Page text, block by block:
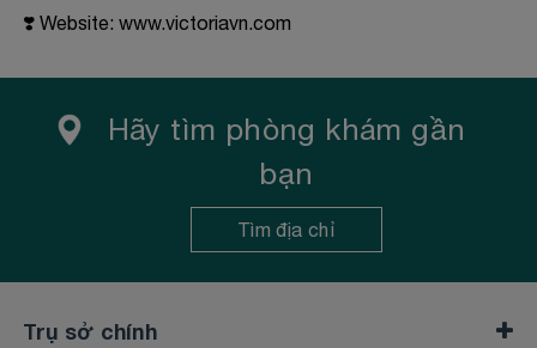
❣️ Website:www.victoriavn.com
Hãy tìm phòng khám gần
bạn
Tìm địa chỉ
Trụ sở chính